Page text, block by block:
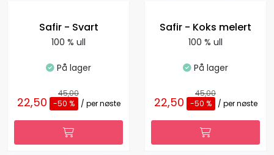
Safir - Svart
100 % ull
På lager
45,00
22,50 -50 % / per nøste
Safir - Koks melert
100 % ull
På lager
45,00
22,50 -50 % / per nøste